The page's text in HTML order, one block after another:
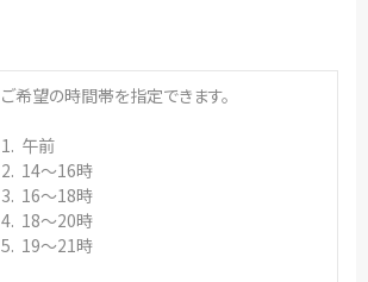
ご希望の時間帯を指定できます。
1. 午前
2. 14～16時
3. 16～18時
4. 18～20時
5. 19～21時